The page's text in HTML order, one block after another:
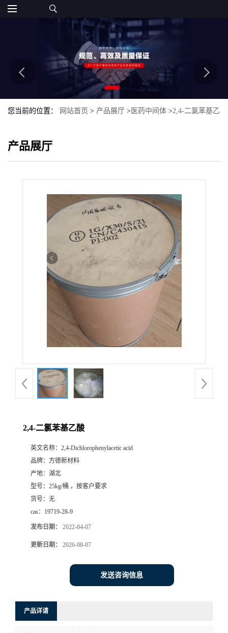
您当前的位置： 网站首页 > 产品展厅 >医药中间体 >2,4-二氯苯基乙
产品展厅
2,4-二氯苯基乙酸
英文名称： 2,4-Dichlorophenylacetic acid
品牌： 方德新材料
产地： 湖北
型号： 25kg/桶 ，按客户要求
货号： 无
cas： 19719-28-9
发布日期： 2022-04-07
更新日期： 2026-08-07
发送咨询信息
产品详请